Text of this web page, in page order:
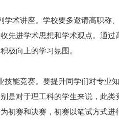
学术讲座。学校要多邀请高职称
先进学术思想和学术观点。通
极向上的学习氛围。
技能竞赛。要提升同学们对专业
是对于理工科的学生来说，此
初赛和决赛，初赛以笔试方式